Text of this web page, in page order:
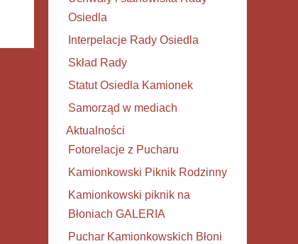
Osiedla
Interpelacje Rady Osiedla
Skład Rady
Statut Osiedla Kamionek
Samorząd w mediach
Aktualności
Fotorelacje z Pucharu
Kamionkowski Piknik Rodzinny
Kamionkowski piknik na
Błoniach GALERIA
Puchar Kamionkowskich Błoni